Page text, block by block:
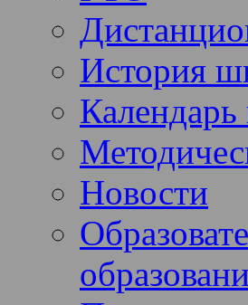
История
Новости